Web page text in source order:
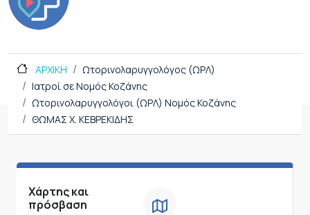
ΑΡΧΙΚΗ
Ωτορινολαρυγγολόγος (ΩΡΛ)
Ιατροί σε Νομός Κοζάνης
Ωτορινολαρυγγολόγοι (ΩΡΛ) Νομός Κοζάνης
ΘΩΜΑΣ Χ. ΚΕΒΡΕΚΙΔΗΣ
Χάρτης και
πρόσβαση